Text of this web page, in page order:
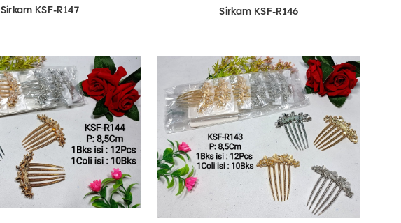
Sirkam KSF-R147 Sirkam KSF-R146